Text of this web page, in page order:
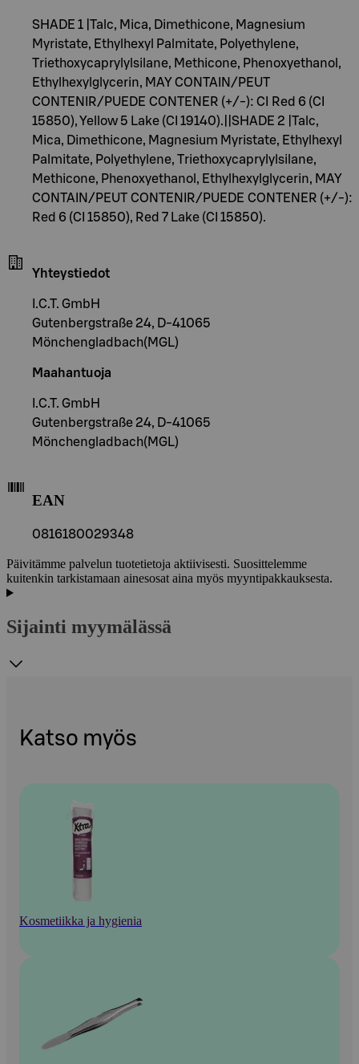
SHADE 1 |Talc, Mica, Dimethicone, Magnesium
Myristate, Ethylhexyl Palmitate, Polyethylene,
Triethoxycaprylylsilane, Methicone, Phenoxyethanol,
Ethylhexylglycerin, MAY CONTAIN/PEUT
CONTENIR/PUEDE CONTENER (+/-): CI Red 6 (CI
15850), Yellow 5 Lake (CI 19140).||SHADE 2 |Talc,
Mica, Dimethicone, Magnesium Myristate, Ethylhexyl
Palmitate, Polyethylene, Triethoxycaprylylsilane,
Methicone, Phenoxyethanol, Ethylhexylglycerin, MAY
CONTAIN/PEUT CONTENIR/PUEDE CONTENER (+/-):
Red 6 (CI 15850), Red 7 Lake (CI 15850).
Yhteystiedot
I.C.T. GmbH
Gutenbergstraße 24, D-41065
Mönchengladbach(MGL)
Maahantuoja
I.C.T. GmbH
Gutenbergstraße 24, D-41065
Mönchengladbach(MGL)
EAN
0816180029348
Päivitämme palvelun tuotetietoja aktiivisesti. Suosittelemme
kuitenkin tarkistamaan ainesosat aina myös myyntipakkauksesta.
Sijainti myymälässä
Katso myös
Kosmetiikka ja hygienia